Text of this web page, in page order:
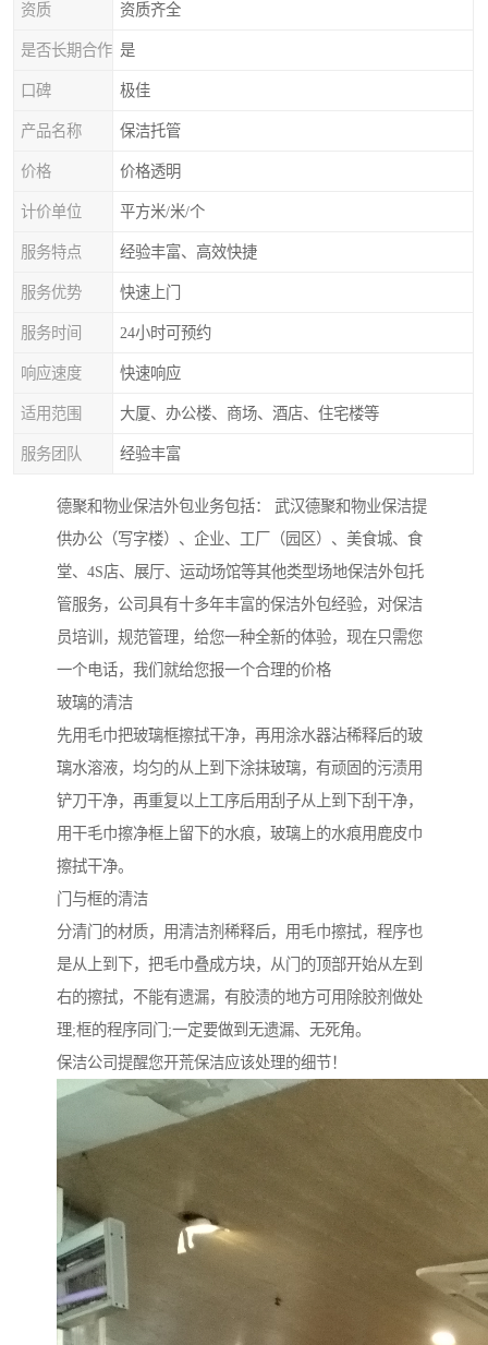
资质 资质齐全
是否长期合作 是
口碑 极佳
产品名称 保洁托管
价格 价格透明
计价单位 平方米/米/个
服务特点 经验丰富、高效快捷
服务优势 快速上门
服务时间 24小时可预约
响应速度 快速响应
适用范围 大厦、办公楼、商场、酒店、住宅楼等
服务团队 经验丰富
德聚和物业保洁外包业务包括： 武汉德聚和物业保洁提
供办公（写字楼）、企业、工厂（园区）、美食城、食
堂、4S店、展厅、运动场馆等其他类型场地保洁外包托
管服务，公司具有十多年丰富的保洁外包经验，对保洁
员培训，规范管理，给您一种全新的体验，现在只需您
一个电话，我们就给您报一个合理的价格
玻璃的清洁
先用毛巾把玻璃框擦拭干净，再用涂水器沾稀释后的玻
璃水溶液，均匀的从上到下涂抹玻璃，有顽固的污渍用
铲刀干净，再重复以上工序后用刮子从上到下刮干净，
用干毛巾擦净框上留下的水痕，玻璃上的水痕用鹿皮巾
擦拭干净。
门与框的清洁
分清门的材质，用清洁剂稀释后，用毛巾擦拭，程序也
是从上到下，把毛巾叠成方块，从门的顶部开始从左到
右的擦拭，不能有遗漏，有胶渍的地方可用除胶剂做处
理;框的程序同门;一定要做到无遗漏、无死角。
保洁公司提醒您开荒保洁应该处理的细节！